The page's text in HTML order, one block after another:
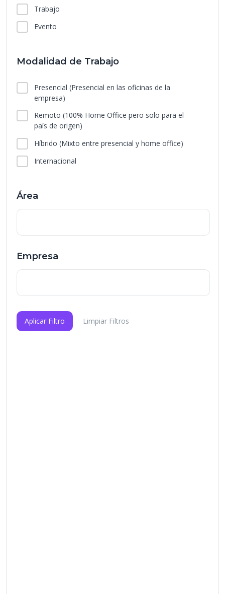
Trabajo
Evento
Modalidad de Trabajo
Presencial (Presencial en las oficinas de la
empresa)
Remoto (100% Home Office pero solo para el
país de origen)
Híbrido (Mixto entre presencial y home office)
Internacional
Área
Empresa
Aplicar Filtro Limpiar Filtros